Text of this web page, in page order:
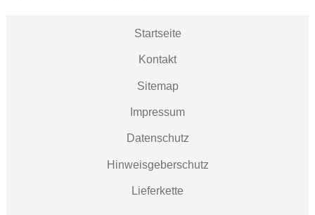
Startseite
Kontakt
Sitemap
Impressum
Datenschutz
Hinweisgeberschutz
Lieferkette